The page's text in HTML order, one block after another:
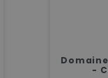
Domaine
-